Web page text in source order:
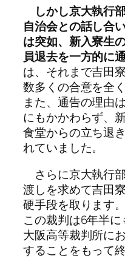
しかし京大執行
自治会との話し合
は突如、新入寮生
員退去を一方的に
は、それまで吉田
数多くの合意を全
また、通告の理由
にもかかわらず、
食堂からの立ち退
れていました。
さらに京大執行
渡しを求めて吉田
硬手段を取ります
この裁判は6年半
大阪高等裁判所に
することをもって